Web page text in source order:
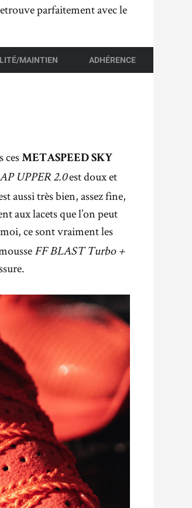
parfaitement avec le
MAINTIEN ADHÉRENCE
ces METASPEED SKY
UPPER 2.0est doux et
aussi très bien, assez fine,
aux lacets que l’on peut
ce sont vraiment les
FF BLAST Turbo +